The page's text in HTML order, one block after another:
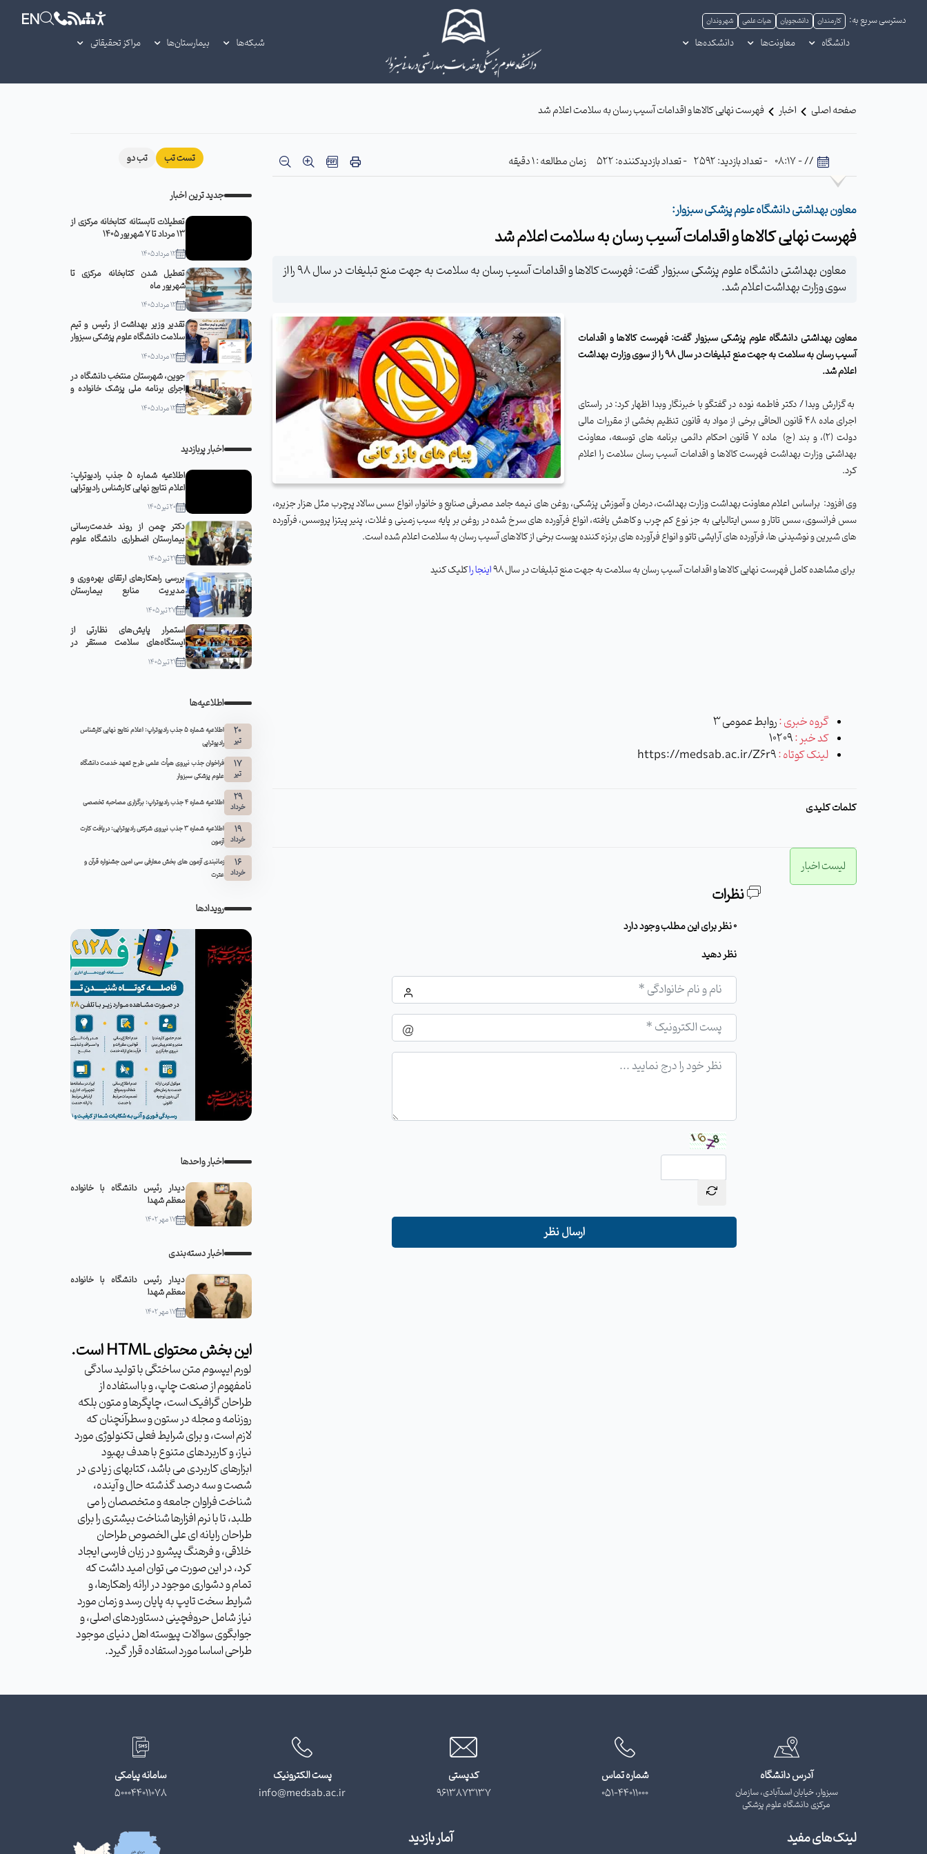
دسترسی سریع به: کارمندان دانشجویان هیات علمی شهروندان EN
دانشگاه معاونت‌ها دانشکده‌ها شبکه‌ها بیمارستان‌ها مراکز تحقیقاتی
صفحه اصلی اخبار فهرست نهایی کالاها و اقدامات آسیب رسان به سلامت اعلام شد
// - 08:17 - تعداد بازدید: 2592 - تعداد بازدیدکننده: 522 زمان مطالعه : 1 دقیقه
معاون بهداشتی دانشگاه علوم پزشکی سبزوار:
فهرست نهایی کالاها و اقدامات آسیب رسان به سلامت اعلام شد
معاون بهداشتی دانشگاه علوم پزشکی سبزوار گفت: فهرست کالاها و اقدامات آسیب رسان به سلامت به جهت منع تبلیغات در سال ۹۸ را از
سوی وزارت بهداشت اعلام شد.
معاون بهداشتی دانشگاه علوم پزشکی سبزوار گفت: فهرست کالاها و اقدامات
آسیب رسان به سلامت به جهت منع تبلیغات در سال ۹۸ را از سوی وزارت بهداشت
اعلام شد.
به گزارش وبدا / دکتر فاطمه نوده در گفتگو با خبرنگار وبدا اظهار کرد: در راستای
اجرای ماده 48 قانون الحاقی برخی از مواد به قانون تنظیم بخشی از مقررات مالی
دولت (2)، و بند (ج)
ماده 7 قانون احکام دائمی برنامه های توسعه، معاونت
بهداشتی وزارت بهداشت فهرست کالاها و اقدامات آسیب رسان سلامت را اعلام
کرد.
وی افزود: براساس اعلام معاونت بهداشت وزارت بهداشت، درمان و آموزش پزشکی، روغن های نیمه جامد مصرفی صنایع و خانوار، انواع سس سالاد پرچرب مثل هزار جزیره،
سس فرانسوی، سس تاتار و سس ایتالیایی به جز نوع کم چرب و کاهش یافته، انواع فرآورده های سرخ شده در روغن بر پایه سیب زمینی و غلات، پنیر پیتزا پروسس، فرآورده
های شیرین و نوشیدنی ها، فرآورده های آرایشی تاتو و انواع فرآورده های برنزه کننده پوست برخی از کالاهای آسیب رسان به سلامت اعلام شده است.
برای مشاهده کامل فهرست نهایی کالاها و اقدامات آسیب رسان به سلامت به جهت منع تبلیغات در سال 98 اینجا راکلیک کنید
گروه خبری :روابط عمومی 3
کد خبر :10209
لینک کوتاه :https://medsab.ac.ir/Z6r9
کلمات کلیدی
لیست اخبار
نظرات
0 نظر برای این مطلب وجود دارد
نظر دهید
ارسال نظر
تست تب تب دو
جدید ترین اخبار
تعطیلات تابستانه کتابخانه مرکزی از
13 مرداد تا 7 شهریور 1405
12 مرداد 1405
تعطیل شدن کتابخانه مرکزی تا
شهریور ماه
12 مرداد 1405
تقدیر وزیر بهداشت از رئیس و تیم
سلامت دانشگاه علوم پزشکی سبزوار
12 مرداد 1405
جوین، شهرستان منتخب دانشگاه در
اجرای برنامه ملی پزشک خانواده و
نظام ارجاع
12 مرداد 1405
اخبار پربازدید
اطلاعیه شماره 5 جذب رادیوتراپ:
اعلام نتایج نهایی کارشناس رادیوتراپی
20 تیر 1405
دکتر چمن از روند خدمت‌رسانی
بیمارستان اضطراری دانشگاه علوم
پزشکی سبزوار در مشهد مقدس
بازدید کرد
21 تیر 1405
بررسی راهکارهای ارتقای بهره‌وری و
مدیریت منابع بیمارستان
قمربنی‌هاشم(ع) جوین با حضور
رئیس دانشگاه
27 تیر 1405
استمرار پایش‌های نظارتی از
ایستگاه‌های سلامت مستقر در
مواکب سبزوار
21 تیر 1405
اطلاعیه‌ها
20
تیر
اطلاعیه شماره 5 جذب رادیوتراپ: اعلام نتایج نهایی کارشناس
رادیوتراپی
17
تیر
فراخوان جذب نیروی هیأت علمی طرح تعهد خدمت دانشگاه
علوم پزشکی سبزوار
29
خرداد اطلاعیه شماره ۴ جذب رادیوتراپ: برگزاری مصاحبه تخصصی
19
خرداد
اطلاعیه شماره 3 جذب نیروی شرکتی رادیوتراپی: دریافت کارت
آزمون
16
خرداد
زمانبندی آزمون های بخش معارفی سی امین جشنواره قرآن و
عترت
رویدادها
اخبار واحدها
دیدار رئیس دانشگاه با خانواده
معظم شهدا
۱۷ مهر ۱۴۰۲
اخبار دسته‌بندی
دیدار رئیس دانشگاه با خانواده
معظم شهدا
۱۷ مهر ۱۴۰۲
این بخش محتوای HTML است.
لورم ایپسوم متن ساختگی با تولید سادگی
نامفهوم از صنعت چاپ، و با استفاده از
طراحان گرافیک است، چاپگرها و متون بلکه
روزنامه و مجله در ستون و سطرآنچنان که
لازم است، و برای شرایط فعلی تکنولوژی مورد
نیاز، و کاربردهای متنوع با هدف بهبود
ابزارهای کاربردی می باشد، کتابهای زیادی در
شصت و سه درصد گذشته حال و آینده،
شناخت فراوان جامعه و متخصصان را می
طلبد، تا با نرم افزارها شناخت بیشتری را برای
طراحان رایانه ای علی الخصوص طراحان
خلاقی، و فرهنگ پیشرو در زبان فارسی ایجاد
کرد، در این صورت می توان امید داشت که
تمام و دشواری موجود در ارائه راهکارها، و
شرایط سخت تایپ به پایان رسد و زمان مورد
نیاز شامل حروفچینی دستاوردهای اصلی، و
جوابگوی سوالات پیوسته اهل دنیای موجود
طراحی اساسا مورد استفاده قرار گیرد.
آدرس دانشگاه
سبزوار، خیابان اسدآبادی، سازمان
مرکزی دانشگاه علوم پزشکی
شماره تماس
051-44011000
کدپستی
9613873137
پست الکترونیک
info@medsab.ac.ir
سامانه پیامکی
500044011078
لینک‌های مفید آمار بازدید